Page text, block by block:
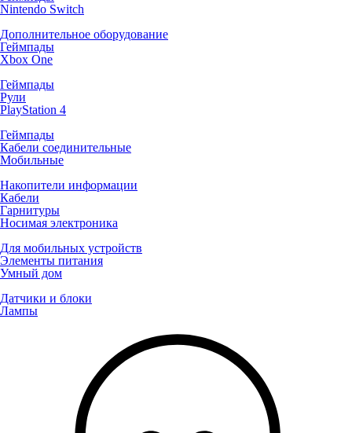
Nintendo Switch
Дополнительное оборудование
Геймпады
Xbox One
Геймпады
Рули
PlayStation 4
Геймпады
Кабели соединительные
Мобильные
Накопители информации
Кабели
Гарнитуры
Носимая электроника
Для мобильных устройств
Элементы питания
Умный дом
Датчики и блоки
Лампы